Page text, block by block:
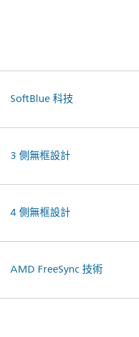
SoftBlue 科技
3 側無框設計
4 側無框設計
AMD FreeSync 技術